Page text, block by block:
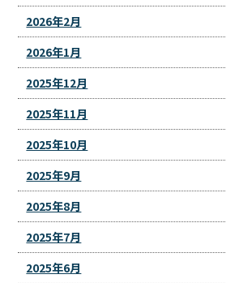
2026年2月
2026年1月
2025年12月
2025年11月
2025年10月
2025年9月
2025年8月
2025年7月
2025年6月